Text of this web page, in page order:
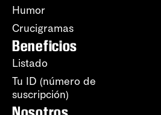
Humor
Crucigramas
Beneficios
Listado
Tu ID (número de
suscripción)